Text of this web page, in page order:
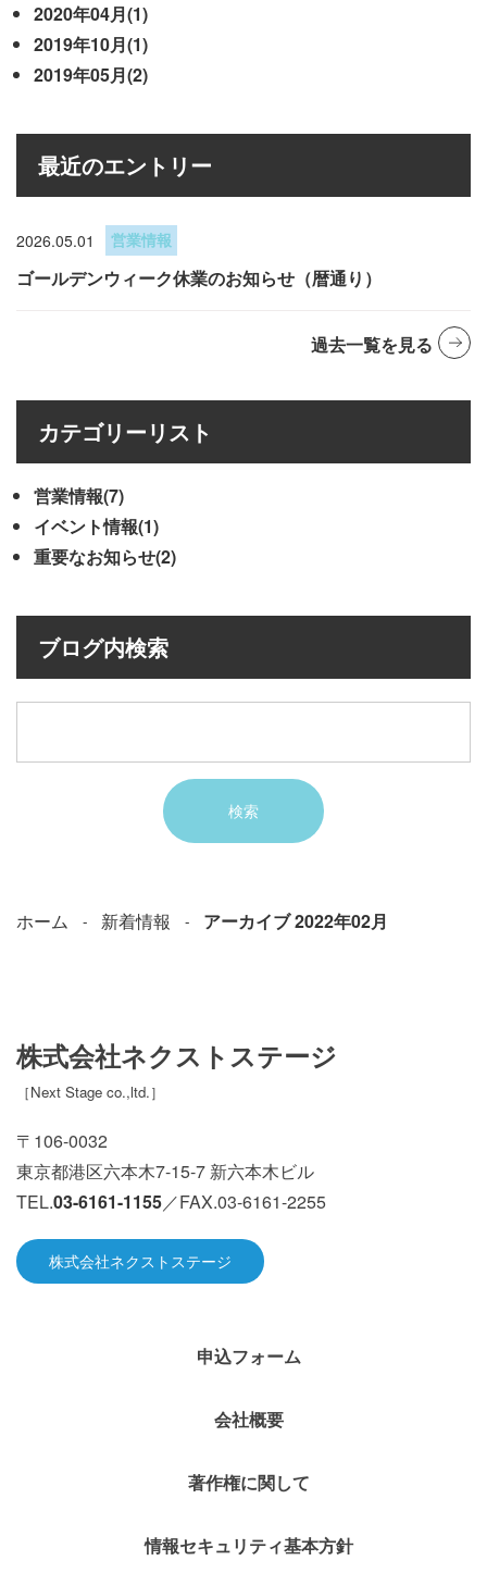
2020年04月(1)
2019年10月(1)
2019年05月(2)
最近のエントリー
2026.05.01 営業情報
ゴールデンウィーク休業のお知らせ（暦通り）
過去一覧を見る
カテゴリーリスト
営業情報(7)
イベント情報(1)
重要なお知らせ(2)
ブログ内検索
ホーム 新着情報 アーカイブ 2022年02月
株式会社ネクストステージ
［Next Stage co.,ltd.］
〒106-0032
東京都港区六本木7-15-7 新六本木ビル
TEL.03-6161-1155／FAX.03-6161-2255
株式会社ネクストステージ
申込フォーム
会社概要
著作権に関して
情報セキュリティ基本方針